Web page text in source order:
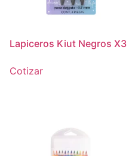
Lapiceros Kiut Negros X3
Cotizar